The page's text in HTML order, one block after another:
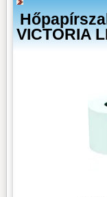
VICTORIA